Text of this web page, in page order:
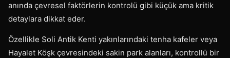
anında çevresel faktörlerin kontrolü gibi küçük ama kritik
detaylara dikkat eder.
Özellikle Soli Antik Kenti yakınlarındaki tenha kafeler veya
Hayalet Köşk çevresindeki sakin park alanları, kontrollü bir